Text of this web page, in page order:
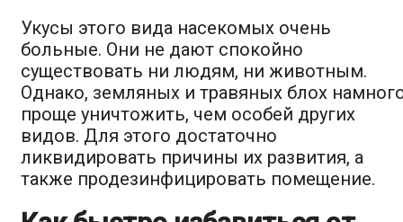
Укусы этого вида насекомых очень
больные. Они не дают спокойно
существовать ни людям, ни животным.
Однако, земляных и травяных блох
проще уничтожить, чем особей других
видов. Для этого достаточно
ликвидировать причины их развития, а
также продезинфицировать помещение.